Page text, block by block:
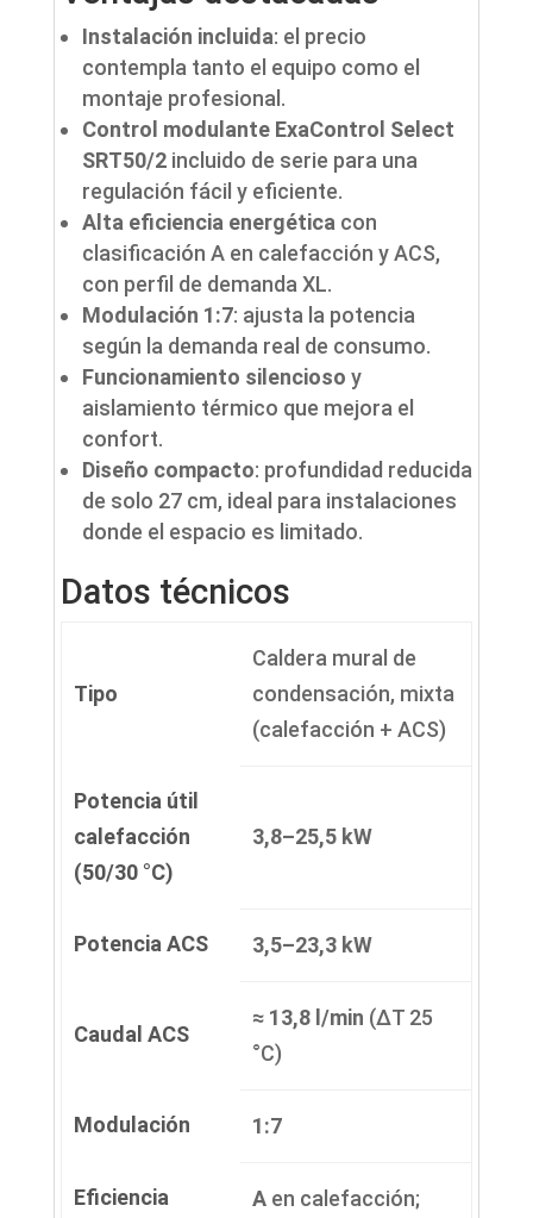
Instalación incluida: el precio
contempla tanto el equipo como el
montaje profesional.
Control modulante ExaControl Select
SRT50/2incluido de serie para una
regulación fácil y eficiente.
Alta eficiencia energética con
clasificación A en calefacción y ACS,
con perfil de demanda XL.
Modulación 1:7: ajusta la potencia
según la demanda real de consumo.
Funcionamiento silencioso y
aislamiento térmico que mejora el
confort.
Diseño compacto: profundidad reducida
de solo 27 cm, ideal para instalaciones
donde el espacio es limitado.
Datos técnicos
Tipo
Caldera mural de
condensación, mixta
(calefacción + ACS)
Potencia útil
calefacción
(50/30 °C)
3,8–25,5 kW
Potencia ACS 3,5–23,3 kW
Caudal ACS
≈ 13,8 l/min (ΔT 25
°C)
Modulación 1:7
Eficiencia
A en calefacción;